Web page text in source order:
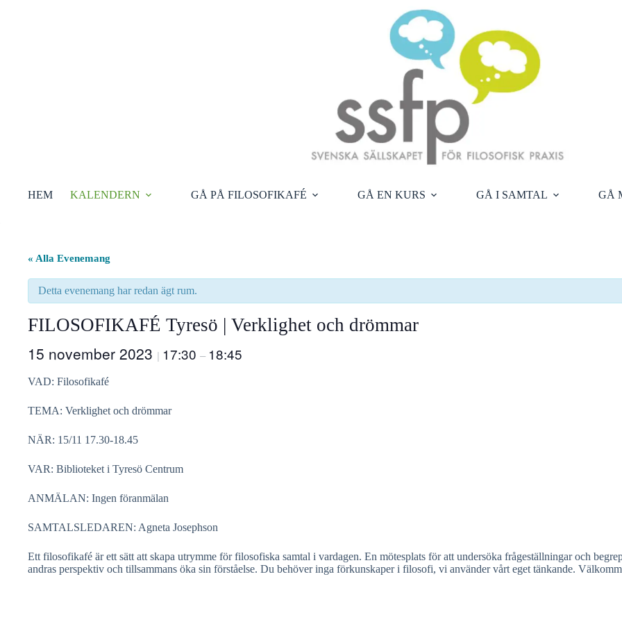
HEM KALENDERN GÅ PÅ FILOSOFIKAFÉ GÅ EN KURS GÅ I SAMTAL GÅ
« Alla Evenemang
Detta evenemang har redan ägt rum.
FILOSOFIKAFÉ Tyresö | Verklighet och drömmar
15 november 2023 | 17:30 – 18:45
VAD: Filosofikafé
TEMA: Verklighet och drömmar
NÄR: 15/11 17.30-18.45
VAR: Biblioteket i Tyresö Centrum
ANMÄLAN: Ingen föranmälan
SAMTALSLEDAREN: Agneta Josephson
Ett filosofikafé är ett sätt att skapa utrymme för filosofiska samtal i vardagen. En mötesplats för att undersöka frågeställningar och
andras perspektiv och tillsammans öka sin förståelse. Du behöver inga förkunskaper i filosofi, vi använder vårt eget tänkande.